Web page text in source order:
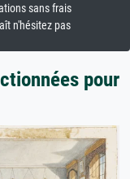
sans frais
n'hésitez pas
pour